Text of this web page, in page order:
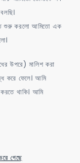
শুরু করলো আমিতো এক
উপরে) মালিশ করা
করে ফেলে। আমি
থাকি। আমি
গেছে